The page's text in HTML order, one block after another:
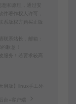
和原理，通过安
件著作权人许可，
系版权方购买正版
联系站长，邮箱：
歉意！
服务！若要求较高
启版】linux手工外
台+客户端